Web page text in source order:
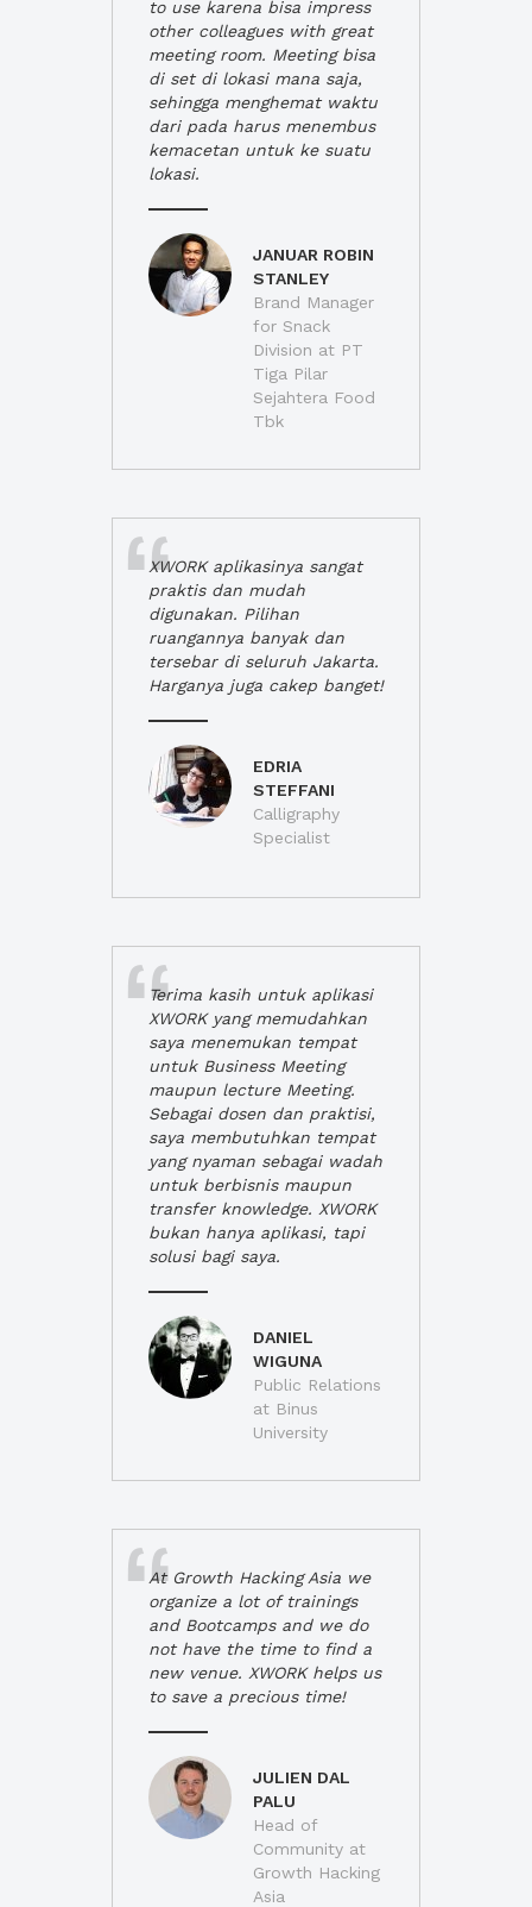
to use karena bisa impress
other colleagues with great
meeting room. Meeting bisa
di set di lokasi mana saja,
sehingga menghemat waktu
dari pada harus menembus
kemacetan untuk ke suatu
lokasi.
JANUAR ROBIN
STANLEY
Brand Manager
for Snack
Division at PT
Tiga Pilar
Sejahtera Food
Tbk
XWORK aplikasinya sangat
praktis dan mudah
digunakan. Pilihan
ruangannya banyak dan
tersebar di seluruh Jakarta.
Harganya juga cakep banget!
EDRIA
STEFFANI
Calligraphy
Specialist
Terima kasih untuk aplikasi
XWORK yang memudahkan
saya menemukan tempat
untuk Business Meeting
maupun lecture Meeting.
Sebagai dosen dan praktisi,
saya membutuhkan tempat
yang nyaman sebagai wadah
untuk berbisnis maupun
transfer knowledge. XWORK
bukan hanya aplikasi, tapi
solusi bagi saya.
DANIEL
WIGUNA
Public Relations
at Binus
University
At Growth Hacking Asia we
organize a lot of trainings
and Bootcamps and we do
not have the time to find a
new venue. XWORK helps us
to save a precious time!
JULIEN DAL
PALU
Head of
Community at
Growth Hacking
Asia